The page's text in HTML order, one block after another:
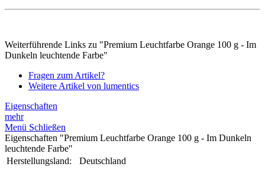
Weiterführende Links zu "Premium Leuchtfarbe Orange 100 g - Im
Dunkeln leuchtende Farbe"
Fragen zum Artikel?
Weitere Artikel von lumentics
Eigenschaften
mehr
Menü Schließen
Eigenschaften "Premium Leuchtfarbe Orange 100 g - Im Dunkeln
leuchtende Farbe"
Herstellungsland:
Deutschland